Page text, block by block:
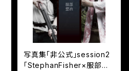
写真集「非公式」session2
「StephanFisher×服部整